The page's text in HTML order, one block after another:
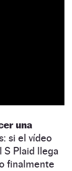
una
si el vídeo
S Plaid llega
finalmente